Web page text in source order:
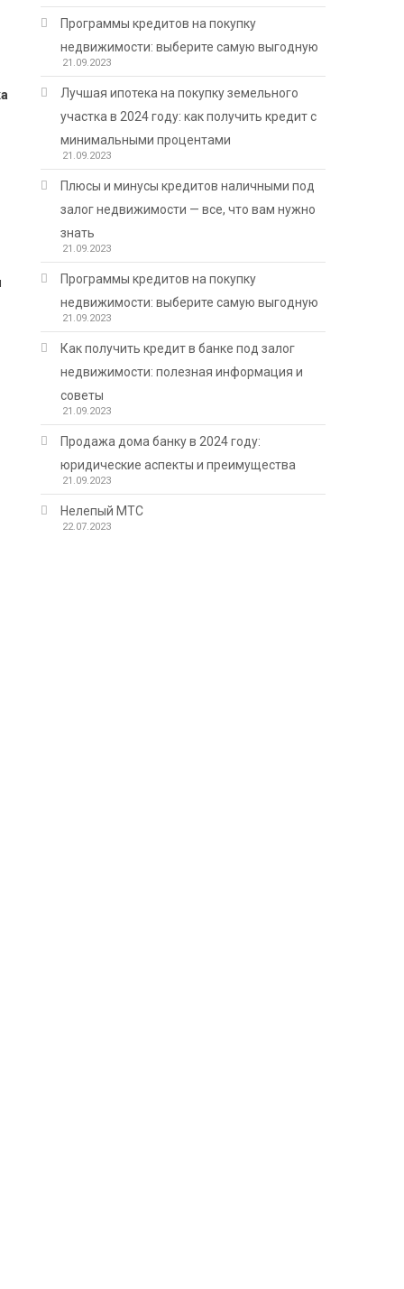
Программы кредитов на покупку
недвижимости: выберите самую выгодную
21.09.2023
Лучшая ипотека на покупку земельного
участка в 2024 году: как получить кредит с
минимальными процентами
21.09.2023
Плюсы и минусы кредитов наличными под
залог недвижимости — все, что вам нужно
знать
21.09.2023
Программы кредитов на покупку
недвижимости: выберите самую выгодную
21.09.2023
Как получить кредит в банке под залог
недвижимости: полезная информация и
советы
21.09.2023
Продажа дома банку в 2024 году:
юридические аспекты и преимущества
21.09.2023
Нелепый МТС
22.07.2023